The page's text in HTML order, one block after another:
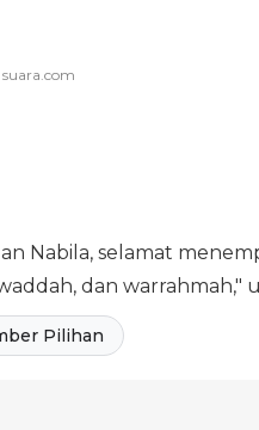
Nabila, selamat
dan warrahmah,"
Pilihan